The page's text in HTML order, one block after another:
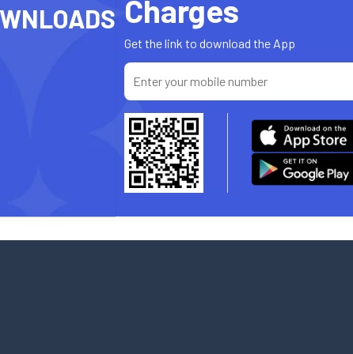
Charges
Get the link to download the App